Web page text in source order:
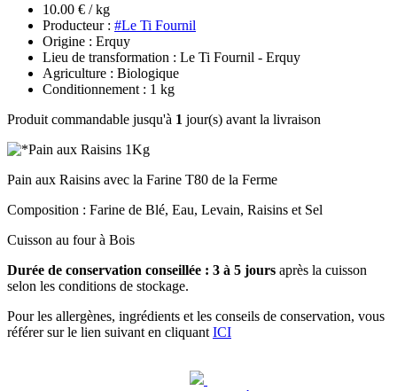
10.00 € / kg
Producteur : #Le Ti Fournil
Origine : Erquy
Lieu de transformation : Le Ti Fournil - Erquy
Agriculture : Biologique
Conditionnement : 1 kg
Produit commandable jusqu'à 1 jour(s) avant la livraison
Pain aux Raisins avec la Farine T80 de la Ferme
Composition : Farine de Blé, Eau, Levain, Raisins et Sel
Cuisson au four à Bois
Durée de conservation conseillée : 3 à 5 jours après la cuisson
selon les conditions de stockage.
Pour les allergènes, ingrédients et les conseils de conservation, vous
référer sur le lien suivant en cliquant ICI